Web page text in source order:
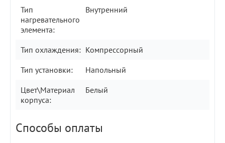
Тип
нагревательного
элемента:
Внутренний
Тип охлаждения: Компрессорный
Тип установки:
Напольный
Цвет\Материал
корпуса:
Белый
Способы оплаты